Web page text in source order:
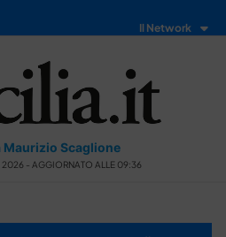
Il Network
Maurizio Scaglione
- AGGIORNATO ALLE 09:36